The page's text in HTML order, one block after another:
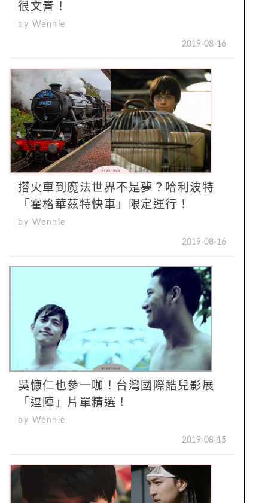
很文青！
by Wennie
2019-08-16
搭火車到魔法世界不是夢？哈利波特
「霍格華茲特快車」限定運行！
by Wennie
2019-08-16
吳慷仁也參一咖！台灣國際酷兒影展
「逗陣」片單精選！
by Wennie
2019-08-15